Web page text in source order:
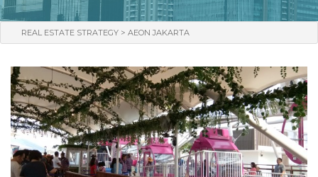
WHO WE ARE
SERVICES
PROJECTS
CASE STUDIES
PEOPLE
REAL ESTATE STRATEGY > AEON JAKARTA